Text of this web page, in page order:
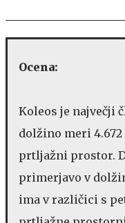
Ocena:
Koleos je največji
dolžino meri
prtljažni prostor.
primerjavo v
ima v različici s